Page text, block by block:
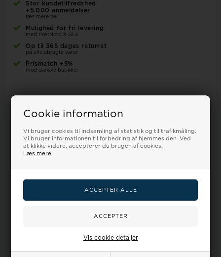
Cookie information
Vi bruger cookies til indsamling af statistik og til trafikmåling.
Vi bruger informationen til forbedring af hjemmesiden. Ved
at klikke videre, accepterer du brugen af cookies.
Læs mere
Vis cookie detaljer
Stor kundetilfredshed
+5.000 anmeldelser
læs mere her
Mulighed for fri levering
med PostNord & GLS
Op til 365 dages returret
på alle ubrugte varer
Prismatch +5%
mod danske butikker
Se mange flere Swiss Military ure her
Specifikationer for Swiss Military SMS34052.03:
Herre
Analog